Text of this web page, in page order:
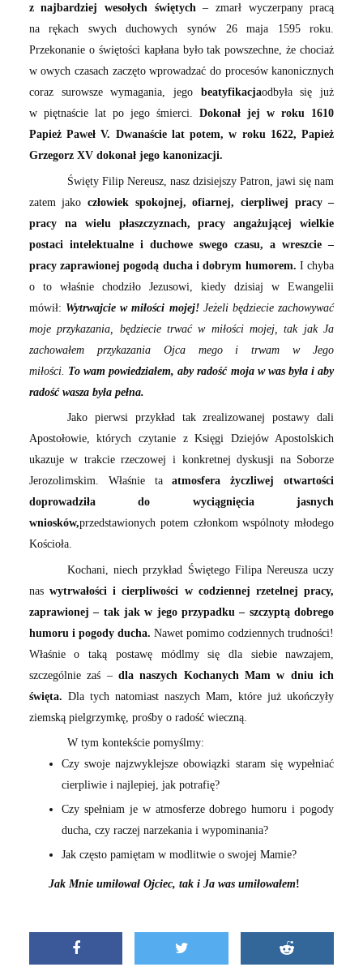
z najbardziej wesołych świętych – zmarł wyczerpany pracą
na rękach swych duchowych synów 26 maja 1595 roku.
Przekonanie o świętości kapłana było tak powszechne, że chociaż
w owych czasach zaczęto wprowadzać do procesów kanonicznych
coraz surowsze wymagania, jego beatyfikacjaodbyła się już
w piętnaście lat po jego śmierci.Dokonał jej w roku 1610
Papież Paweł V. Dwanaście lat potem, w roku 1622, Papież
Grzegorz XV dokonał jego kanonizacji.
Święty Filip Nereusz, nasz dzisiejszy Patron, jawi się nam
zatem jakoczłowiek spokojnej, ofiarnej, cierpliwej pracy –
pracy na wielu płaszczyznach, pracy angażującej wielkie
postaci intelektualne i duchowe swego czasu, a wreszcie –
pracy zaprawionej pogodą ducha i dobrym humorem. I chyba
o to właśnie chodziło Jezusowi, kiedy dzisiaj w Ewangelii
mówił: Wytrwajcie w miłości mojej! Jeżeli będziecie zachowywać
moje przykazania, będziecie trwać w miłości mojej, tak jak Ja
zachowałem przykazania Ojca mego i trwam w Jego
miłości. To wam powiedziałem, aby radość moja w was była i aby
radość wasza była pełna.
Jako pierwsi przykład tak zrealizowanej postawy dali
Apostołowie, których czytanie z Księgi Dziejów Apostolskich
ukazuje w trakcie rzeczowej i konkretnej dyskusji na Soborze
Jerozolimskim. Właśnie taatmosfera życzliwej otwartości
doprowadziła do wyciągnięcia jasnych
wniosków,przedstawionych potem członkom wspólnoty młodego
Kościoła.
Kochani, niech przykład Świętego Filipa Nereusza uczy
naswytrwałości i cierpliwości w codziennej rzetelnej pracy,
zaprawionej – tak jak w jego przypadku – szczyptą dobrego
humoru i pogody ducha. Nawet pomimo codziennych trudności!
Właśnie o taką postawę módlmy się dla siebie nawzajem,
szczególnie zaś – dla naszych Kochanych Mam w dniu ich
święta. Dla tych natomiast naszych Mam, które już ukończyły
ziemską pielgrzymkę, prośby o radość wieczną.
W tym kontekście pomyślmy:
Czy swoje najzwyklejsze obowiązki staram się wypełniać
cierpliwie i najlepiej, jak potrafię?
Czy spełniam je w atmosferze dobrego humoru i pogody
ducha, czy raczej narzekania i wypominania?
Jak często pamiętam w modlitwie o swojej Mamie?
Jak Mnie umiłował Ojciec, tak i Ja was umiłowałem!